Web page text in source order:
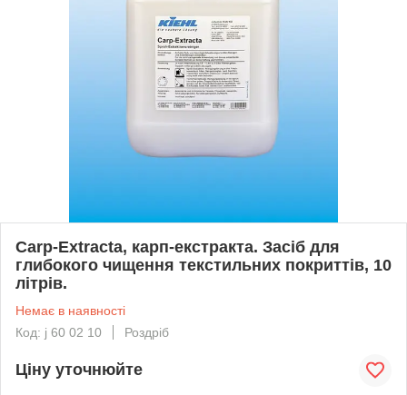
Carp-Extracta, карп-екстракта. Засіб для
глибокого чищення текстильних покриттів, 10
літрів.
Немає в наявності
Код: j 60 02 10
Роздріб
Ціну уточнюйте